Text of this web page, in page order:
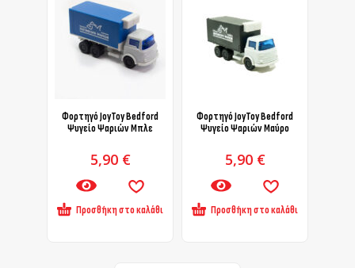
Φορτηγό JoyToy Bedford
Ψυγείο Ψαριών Μπλε
5,90 €
Προσθήκη στο καλάθι
Φορτηγό JoyToy Bedford
Ψυγείο Ψαριών Μαύρο
5,90 €
Προσθήκη στο καλάθι